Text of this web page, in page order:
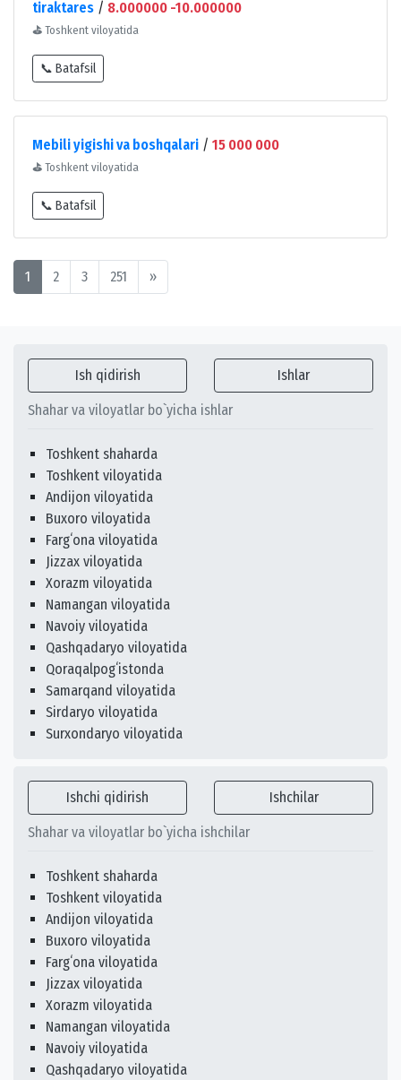
tiraktares / 8.000000 -10.000000
⛳ Toshkent viloyatida
📞 Batafsil
Mebili yigishi va boshqalari / 15 000 000
⛳ Toshkent viloyatida
📞 Batafsil
1 2 3 251 »
Ish qidirish Ishlar
Shahar va viloyatlar bo`yicha ishlar
Toshkent shaharda
Toshkent viloyatida
Andijon viloyatida
Buxoro viloyatida
Fargʻona viloyatida
Jizzax viloyatida
Xorazm viloyatida
Namangan viloyatida
Navoiy viloyatida
Qashqadaryo viloyatida
Qoraqalpogʻistonda
Samarqand viloyatida
Sirdaryo viloyatida
Surxondaryo viloyatida
Ishchi qidirish Ishchilar
Shahar va viloyatlar bo`yicha ishchilar
Toshkent shaharda
Toshkent viloyatida
Andijon viloyatida
Buxoro viloyatida
Fargʻona viloyatida
Jizzax viloyatida
Xorazm viloyatida
Namangan viloyatida
Navoiy viloyatida
Qashqadaryo viloyatida